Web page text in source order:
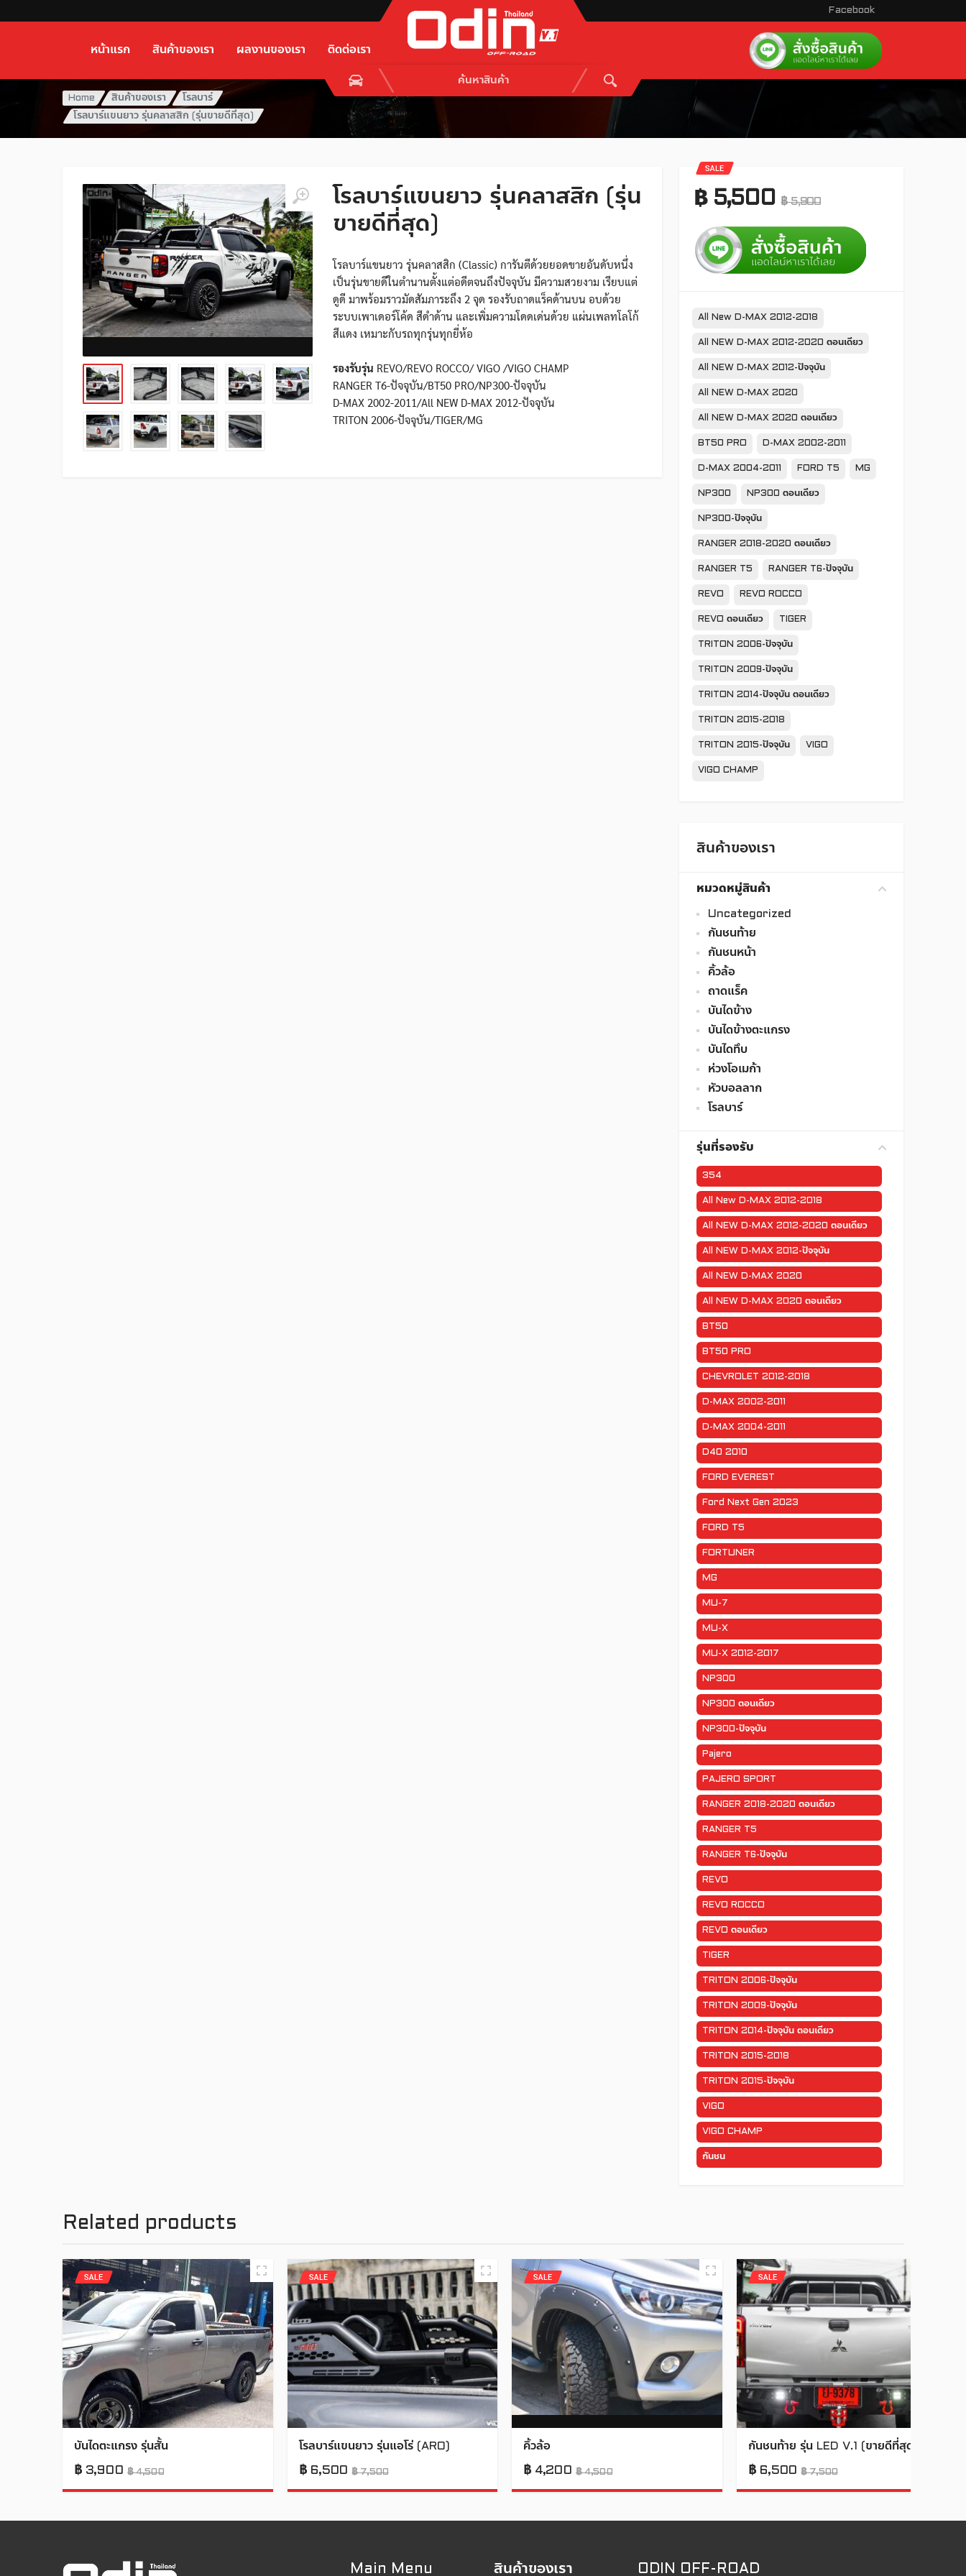
Facebook
หน้าแรก สินค้าของเรา ผลงานของเรา ติดต่อเรา
Home สินค้าของเรา
โรลบาร์
โรลบาร์แขนยาว รุ่นคลาสสิก (รุ่นขายดีที่สุด)
โรลบาร์แขนยาว รุ่นคลาสสิก (รุ่น
ขายดีที่สุด)
โรลบาร์แขนยาว รุ่นคลาสสิก (Classic) การันตีด้วยยอดขายอันดับหนึ่ง
เป็นรุ่นขายดีในตำนานตั้งแต่อดีตจนถึงปัจจุบัน มีความสวยงาม เรียบแต่
ดูดี มาพร้อมราวมัดสัมภาระถึง 2 จุด รองรับถาดแร็คด้านบน อบด้วย
ระบบเพาเดอร์โค้ด สีดำด้าน และเพิ่มความโดดเด่นด้วย แผ่นเพลทโลโก้
สีแดง เหมาะกับรถทุกรุ่นทุกยี่ห้อ
รองรับรุ่น REVO/REVO ROCCO/ VIGO /VIGO CHAMP
RANGER T6-ปัจจุบัน/BT50 PRO/NP300-ปัจจุบัน
D-MAX 2002-2011/All NEW D-MAX 2012-ปัจจุบัน
TRITON 2006-ปัจจุบัน/TIGER/MG
SALE
฿5,500 ฿5,900
Tags:
All New D-MAX 2012-2018
All NEW D-MAX 2012-2020 ตอนเดียว
All NEW D-MAX 2012-ปัจจุบัน
All NEW D-MAX 2020
All NEW D-MAX 2020 ตอนเดียว
BT50 PRO D-MAX 2002-2011
D-MAX 2004-2011 FORD T5 MG
NP300 NP300 ตอนเดียว
NP300-ปัจจุบัน
RANGER 2018-2020 ตอนเดียว
RANGER T5 RANGER T6-ปัจจุบัน
REVO REVO ROCCO
REVO ตอนเดียว TIGER
TRITON 2006-ปัจจุบัน
TRITON 2009-ปัจจุบัน
TRITON 2014-ปัจจุบัน ตอนเดียว
TRITON 2015-2018
TRITON 2015-ปัจจุบัน VIGO
VIGO CHAMP
สินค้าของเรา
หมวดหมู่สินค้า
Uncategorized
กันชนท้าย
กันชนหน้า
คิ้วล้อ
ถาดแร็ค
บันไดข้าง
บันไดข้างตะแกรง
บันไดทึบ
ห่วงโอเมก้า
หัวบอลลาก
โรลบาร์
รุ่นที่รองรับ
354
All New D-MAX 2012-2018
All NEW D-MAX 2012-2020 ตอนเดียว
All NEW D-MAX 2012-ปัจจุบัน
All NEW D-MAX 2020
All NEW D-MAX 2020 ตอนเดียว
BT50
BT50 PRO
CHEVROLET 2012-2018
D-MAX 2002-2011
D-MAX 2004-2011
D40 2010
FORD EVEREST
Ford Next Gen 2023
FORD T5
FORTUNER
MG
MU-7
MU-X
MU-X 2012-2017
NP300
NP300 ตอนเดียว
NP300-ปัจจุบัน
Pajero
PAJERO SPORT
RANGER 2018-2020 ตอนเดียว
RANGER T5
RANGER T6-ปัจจุบัน
REVO
REVO ROCCO
REVO ตอนเดียว
TIGER
TRITON 2006-ปัจจุบัน
TRITON 2009-ปัจจุบัน
TRITON 2014-ปัจจุบัน ตอนเดียว
TRITON 2015-2018
TRITON 2015-ปัจจุบัน
VIGO
VIGO CHAMP
กันชน
Related products
SALE
บันไดตะแกรง รุ่นสั้น
฿ 3,900 ฿4,500
SALE
โรลบาร์แขนยาว รุ่นแอโร่ (ARO)
฿6,500 ฿7,500
SALE
คิ้วล้อ
฿ 4,200 ฿4,500
SALE
กันชนท้าย รุ่น LED V.1 (ขายดีที่สุด)
฿6,500 ฿7,500
Main Menu สินค้าของเรา ODIN OFF-ROAD